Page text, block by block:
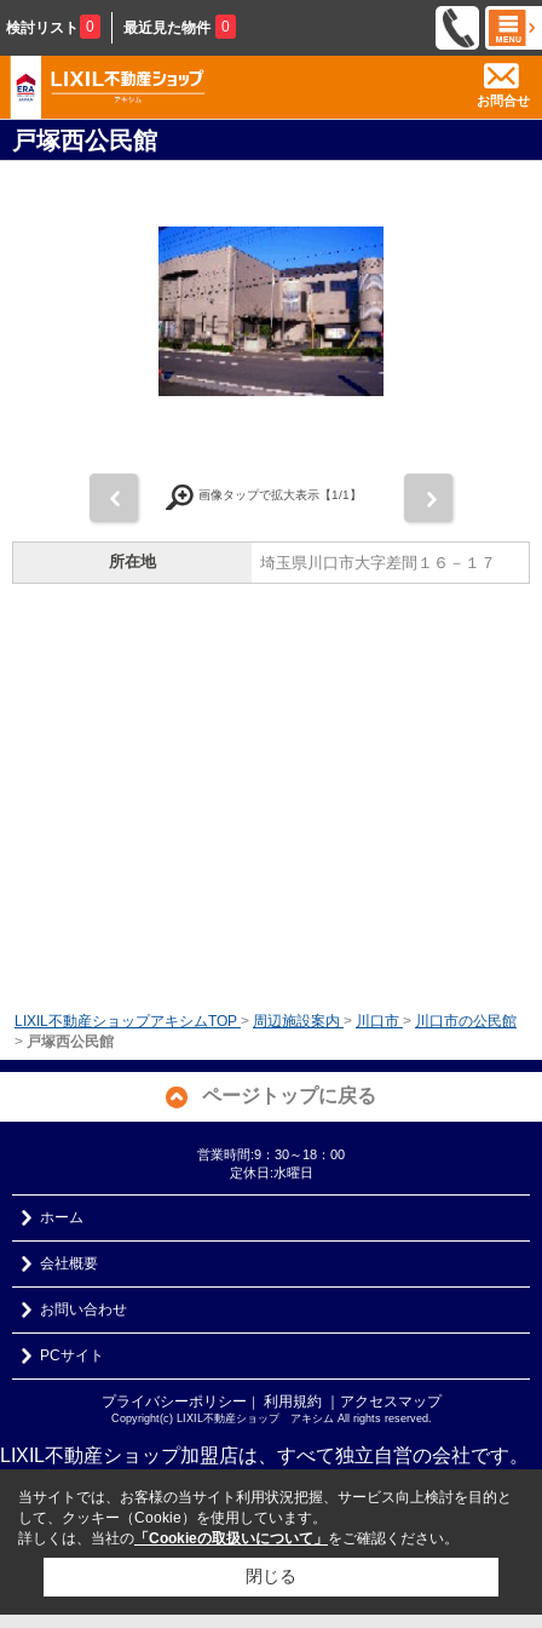
検討リスト 0 最近見た物件 0
お問合せ
戸塚西公民館
画像タップで拡大表示【1/1】
所在地 埼玉県川口市大字差間１６－１７
LIXIL不動産ショップアキシムTOP > 周辺施設案内 > 川口市 > 川口市の公民館
> 戸塚西公民館
ページトップに戻る
営業時間:9：30～18：00
定休日:水曜日
ホーム
会社概要
お問い合わせ
PCサイト
プライバシーポリシー ｜ 利用規約 ｜アクセスマップ
Copyright(c) LIXIL不動産ショップ アキシム All rights reserved.
LIXIL不動産ショップ加盟店は、すべて独立自営の会社です。
当サイトでは、お客様の当サイト利用状況把握、サービス向上検討を目的と
して、クッキー（Cookie）を使用しています。
詳しくは、当社の 「Cookieの取扱いについて」 をご確認ください。
閉じる